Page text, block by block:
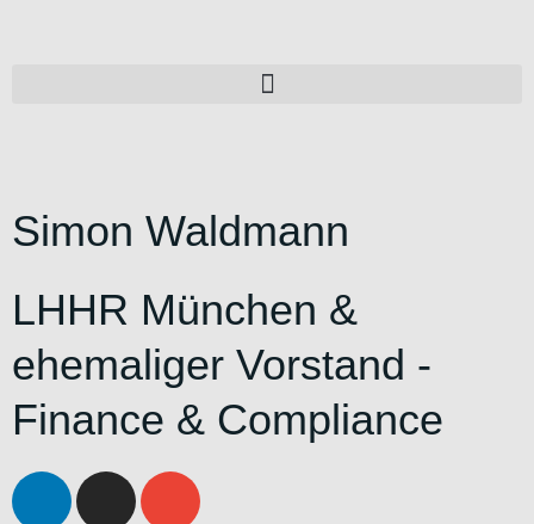
Simon Waldmann
LHHR München &
ehemaliger Vorstand -
Finance & Compliance